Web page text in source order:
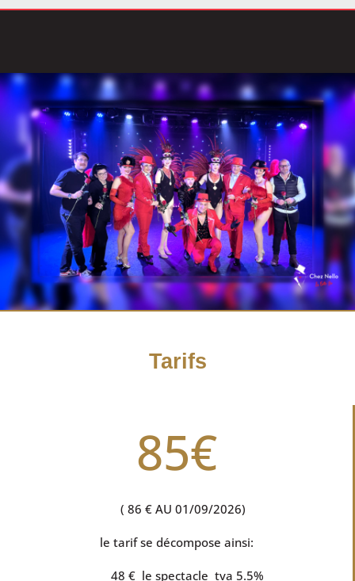
Tarifs
85€
( 86 € AU 01/09/2026)
le tarif se décompose ainsi:
48 € le spectacle tva 5.5%